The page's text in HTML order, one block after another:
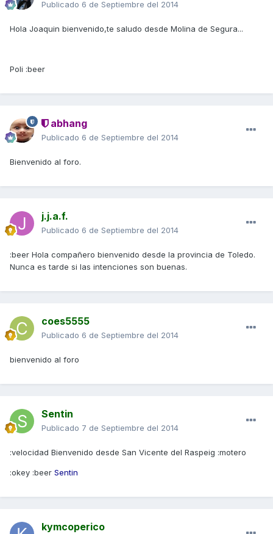
Publicado 6 de Septiembre del 2014
Hola Joaquin bienvenido,te saludo desde Molina de Segura...
Poli :beer
abhang
Publicado 6 de Septiembre del 2014
Bienvenido al foro.
j.j.a.f.
Publicado 6 de Septiembre del 2014
:beer Hola compañero bienvenido desde la provincia de Toledo.
Nunca es tarde si las intenciones son buenas.
coes5555
Publicado 6 de Septiembre del 2014
bienvenido al foro
Sentin
Publicado 7 de Septiembre del 2014
:velocidad Bienvenido desde San Vicente del Raspeig :motero
:okey :beer Sentin
kymcoperico